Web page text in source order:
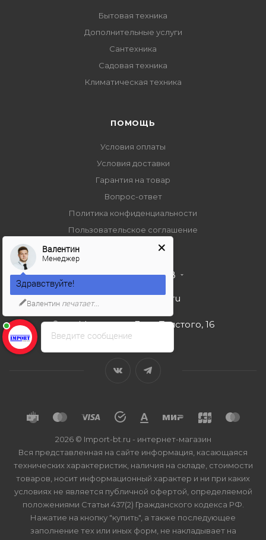
Бытовая техника
Дополнительные услуги
Сантехника
Садовая техника
Климатическая техника
ПОМОЩЬ
Условия оплаты
Условия доставки
Гарантия на товар
Вопрос-ответ
Политика конфиденциальности
Пользовательское соглашение
+7 495 989 53 38
import-bt@bk.ru
г. Москва, ул. Льва Толстого, 16
2026 © Import-bt.ru - интернет-магазин
Вся представленная на сайте информация, касающаяся
технических характеристик, наличия на складе, стоимости
товаров, носит информационный характер и ни при каких
условиях не является публичной офертой, определяемой
положениями Статьи 437(2) Гражданского кодекса РФ.
Нажатие на кнопку "купить", а также последующее
заполнение тех или иных форм, не накладывает на
Введите сообщение
Валентин
Менеджер
Здравствуйте!
Валентин печатает...